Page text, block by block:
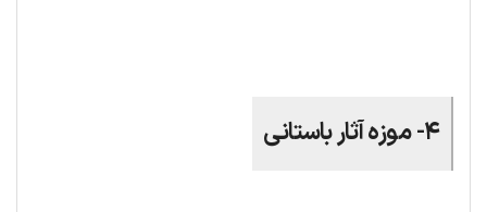
۴- موزه‌ آثار باستانی